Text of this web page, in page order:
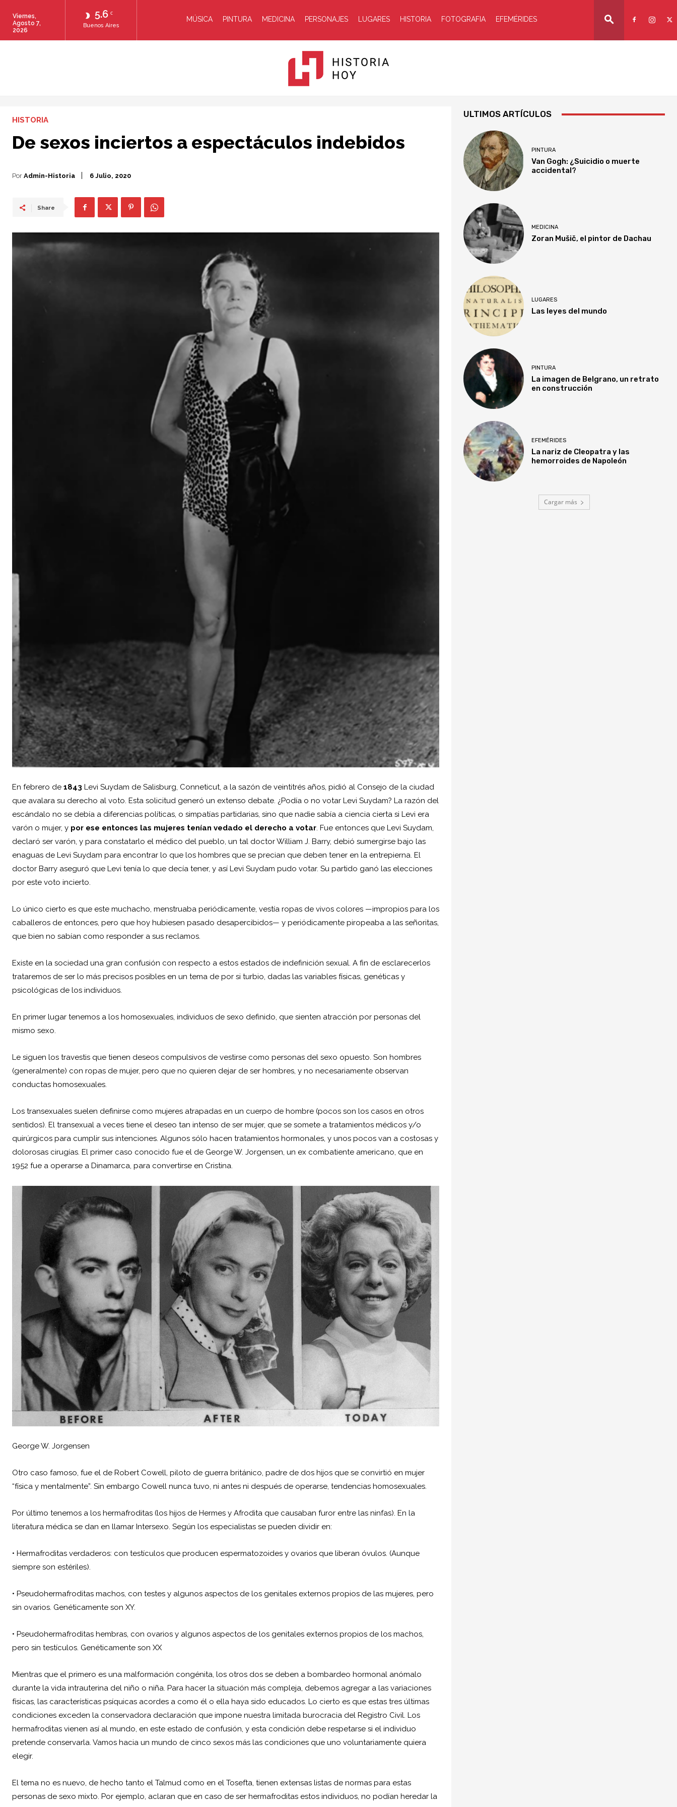
5.6 C
Buenos Aires
Viernes,
Agosto 7,
2026
MÚSICA PINTURA MEDICINA PERSONAJES LUGARES HISTORIA FOTOGRAFIA EFEMÉRIDES
HISTORIA
De sexos inciertos a espectáculos indebidos
Por Admin-Historia 6 Julio, 2020
Share
En febrero de 1843 Levi Suydam de Salisburg, Conneticut, a la sazón de veintitrés años, pidió al Consejo de la ciudad
que avalara su derecho al voto. Esta solicitud generó un extenso debate. ¿Podía o no votar Levi Suydam? La razón del
escándalo no se debía a diferencias políticas, o simpatías partidarias, sino que nadie sabía a ciencia cierta si Levi era
varón o mujer, y por ese entonces las mujeres tenían vedado el derecho a votar. Fue entonces que Levi Suydam,
declaró ser varón, y para constatarlo el médico del pueblo, un tal doctor William J. Barry, debió sumergirse bajo las
enaguas de Levi Suydam para encontrar lo que los hombres que se precian que deben tener en la entrepierna. El
doctor Barry aseguró que Levi tenía lo que decía tener, y así Levi Suydam pudo votar. Su partido ganó las elecciones
por este voto incierto.
Lo único cierto es que este muchacho, menstruaba periódicamente, vestía ropas de vivos colores —impropios para los
caballeros de entonces, pero que hoy hubiesen pasado desapercibidos— y periódicamente piropeaba a las señoritas,
que bien no sabían como responder a sus reclamos.
Existe en la sociedad una gran confusión con respecto a estos estados de indefinición sexual. A fin de esclarecerlos
trataremos de ser lo más precisos posibles en un tema de por si turbio, dadas las variables físicas, genéticas y
psicológicas de los individuos.
En primer lugar tenemos a los homosexuales, individuos de sexo definido, que sienten atracción por personas del
mismo sexo.
Le siguen los travestis que tienen deseos compulsivos de vestirse como personas del sexo opuesto. Son hombres
(generalmente) con ropas de mujer, pero que no quieren dejar de ser hombres, y no necesariamente observan
conductas homosexuales.
Los transexuales suelen definirse como mujeres atrapadas en un cuerpo de hombre (pocos son los casos en otros
sentidos). El transexual a veces tiene el deseo tan intenso de ser mujer, que se somete a tratamientos médicos y/o
quirúrgicos para cumplir sus intenciones. Algunos sólo hacen tratamientos hormonales, y unos pocos van a costosas y
dolorosas cirugías. El primer caso conocido fue el de George W. Jorgensen, un ex combatiente americano, que en
1952 fue a operarse a Dinamarca, para convertirse en Cristina.
George W. Jorgensen
Otro caso famoso, fue el de Robert Cowell, piloto de guerra británico, padre de dos hijos que se convirtió en mujer
“física y mentalmente”. Sin embargo Cowell nunca tuvo, ni antes ni después de operarse, tendencias homosexuales.
Por último tenemos a los hermafroditas (los hijos de Hermes y Afrodita que causaban furor entre las ninfas). En la
literatura médica se dan en llamar Intersexo. Según los especialistas se pueden dividir en:
• Hermafroditas verdaderos: con testículos que producen espermatozoides y ovarios que liberan óvulos. (Aunque
siempre son estériles).
• Pseudohermafroditas machos, con testes y algunos aspectos de los genitales externos propios de las mujeres, pero
sin ovarios. Genéticamente son XY.
• Pseudohermafroditas hembras, con ovarios y algunos aspectos de los genitales externos propios de los machos,
pero sin testículos. Genéticamente son XX
Mientras que el primero es una malformación congénita, los otros dos se deben a bombardeo hormonal anómalo
durante la vida intrauterina del niño o niña. Para hacer la situación más compleja, debemos agregar a las variaciones
físicas, las características psíquicas acordes a como él o ella haya sido educados. Lo cierto es que estas tres últimas
condiciones exceden la conservadora declaración que impone nuestra limitada burocracia del Registro Civil. Los
hermafroditas vienen así al mundo, en este estado de confusión, y esta condición debe respetarse si el individuo
pretende conservarla. Vamos hacia un mundo de cinco sexos más las condiciones que uno voluntariamente quiera
elegir.
El tema no es nuevo, de hecho tanto el Talmud como en el Tosefta, tienen extensas listas de normas para estas
personas de sexo mixto. Por ejemplo, aclaran que en caso de ser hermafroditas estos individuos, no podían heredar la
ULTIMOS ARTÍCULOS
PINTURA
Van Gogh: ¿Suicidio o muerte
accidental?
MEDICINA
Zoran Mušič, el pintor de Dachau
LUGARES
Las leyes del mundo
PINTURA
La imagen de Belgrano, un retrato
en construcción
EFEMÉRIDES
La nariz de Cleopatra y las
hemorroides de Napoleón
Cargar más